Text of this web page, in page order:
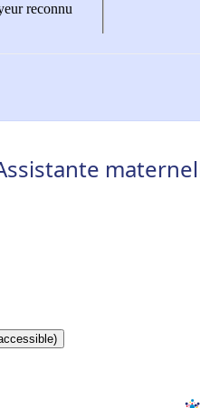
reconnu